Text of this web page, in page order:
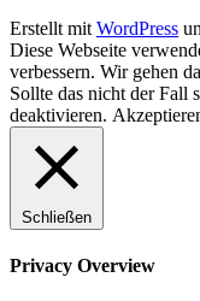
Erstellt mit WordPress
Diese Webseite
verbessern. Wir gehen
Sollte das nicht der Fall
deaktivieren.
Schließen
Privacy Overview